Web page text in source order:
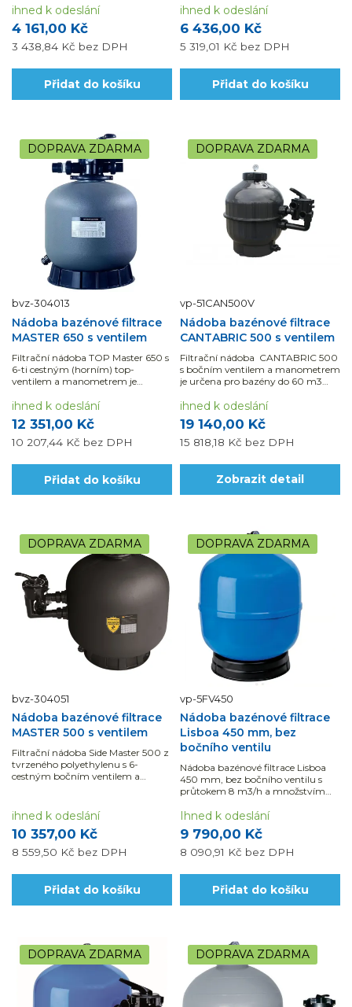
4 161,00 Kč
3 438,84 Kč bez DPH
ihned k odeslání
Přidat do košíku
6 436,00 Kč
5 319,01 Kč bez DPH
ihned k odeslání
Přidat do košíku
DOPRAVA ZDARMA
bvz-304013
Nádoba bazénové filtrace
MASTER 650 s ventilem
Filtrační nádoba TOP Master 650 s
6-ti cestným (horním) top-
ventilem a manometrem je
12 351,00 Kč
10 207,44 Kč bez DPH
ihned k odeslání
Přidat do košíku
DOPRAVA ZDARMA
vp-51CAN500V
Nádoba bazénové filtrace
CANTABRIC 500 s ventilem
Filtrační nádoba CANTABRIC 500
s bočním ventilem a manometrem
je určena pro bazény do 60 m3
19 140,00 Kč
15 818,18 Kč bez DPH
ihned k odeslání
Zobrazit detail
DOPRAVA ZDARMA
bvz-304051
Nádoba bazénové filtrace
MASTER 500 s ventilem
Filtrační nádoba Side Master 500 z
tvrzeného polyethylenu s 6-
cestným bočním ventilem a
10 357,00 Kč
8 559,50 Kč bez DPH
ihned k odeslání
Přidat do košíku
DOPRAVA ZDARMA
vp-5FV450
Nádoba bazénové filtrace
Lisboa 450 mm, bez
bočního ventilu
Nádoba bazénové filtrace Lisboa
450 mm, bez bočního ventilu s
průtokem 8 m3/h a množstvím
9 790,00 Kč
8 090,91 Kč bez DPH
Ihned k odeslání
Přidat do košíku
DOPRAVA ZDARMA DOPRAVA ZDARMA